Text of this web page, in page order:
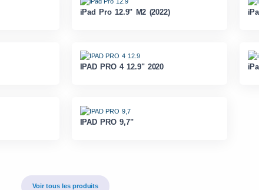
iPad Pro 12.9" M2 (2022)
IPAD PRO 4 12.9" 2020
IPAD PRO 9,7"
Voir tous les produits